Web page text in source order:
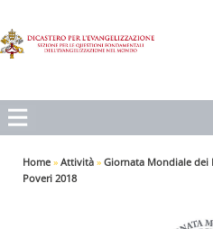
Home » Attività » Giornata Mondiale dei
Poveri 2018